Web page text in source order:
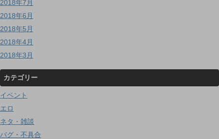
2018年7月
2018年6月
2018年5月
2018年4月
2018年3月
カテゴリー
イベント
エロ
ネタ・雑談
バグ・不具合